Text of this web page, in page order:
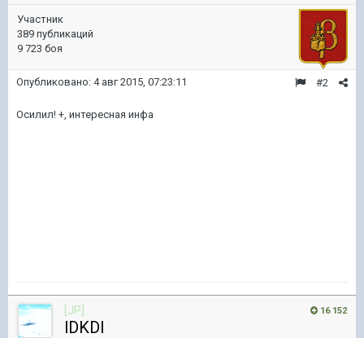
Участник
389 публикаций
9 723 боя
#2
Опубликовано: 4 авг 2015, 07:23:11
Осилил! +, интересная инфа
16 152
[JP]
lDKDl